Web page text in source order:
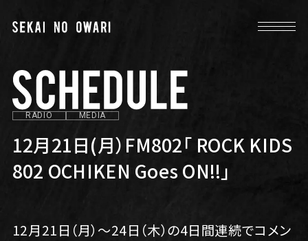
RADIO MEDIA
12月21日(月）FM802「 ROCK KIDS
802 OCHIKEN Goes ON!!」
12月21日（月）〜24日（木）の4日間連続でコメン